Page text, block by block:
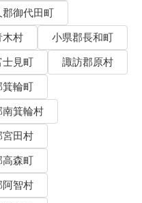
郡御代田町
木村
小県郡長和町
士見町
諏訪郡原村
箕輪町
箕輪村
宮田村
高森町
阿智村